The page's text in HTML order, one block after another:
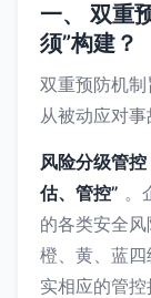
一、 双重
须”构建？
双重预防机
从被动应对事
风险分级管控
估、管控” 。
的各类安全风
橙、黄、蓝
实相应的管